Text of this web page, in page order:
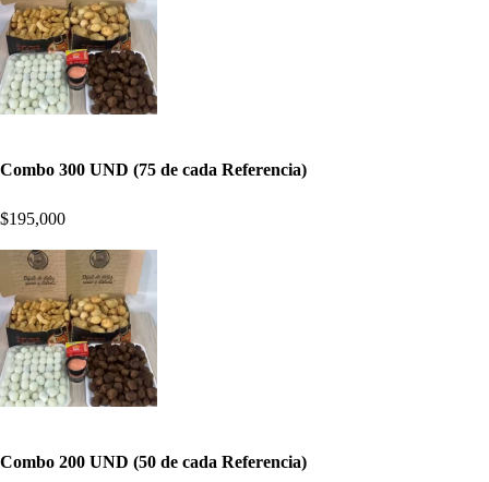
Combo 300 UND (75 de cada Referencia)
$195,000
Combo 200 UND (50 de cada Referencia)